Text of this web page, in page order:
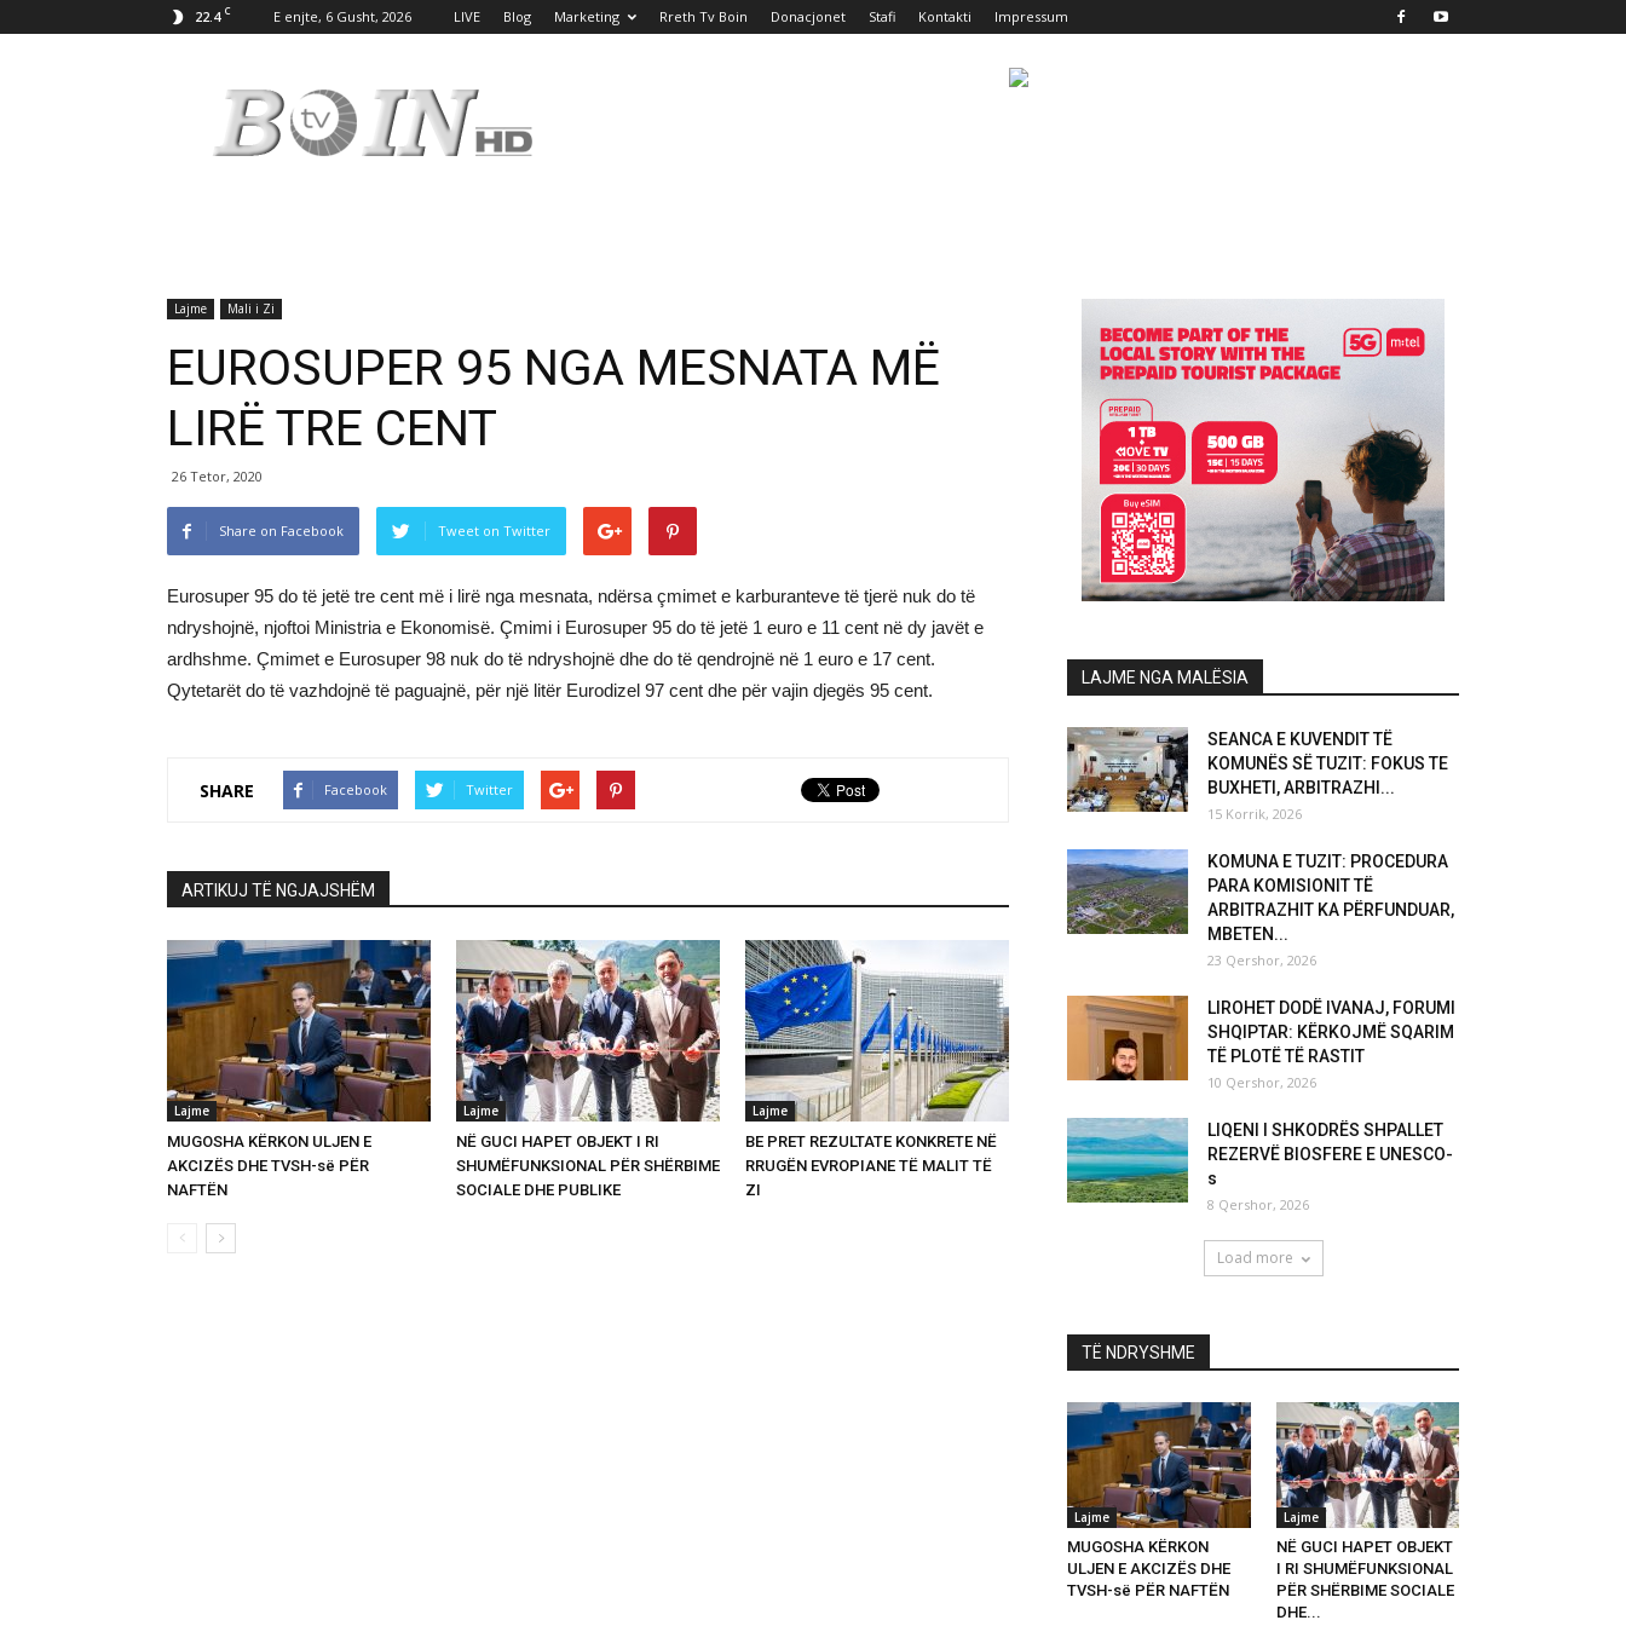
22.4 C E enjte, 6 Gusht, 2026 LIVE Blog Marketing Rreth Tv Boin Donacjonet Stafi Kontakti Impressum
Boin
Lajme Mali i Zi
EUROSUPER 95 NGA MESNATA MË
LIRË TRE CENT
26 Tetor, 2020
Share on Facebook Tweet on Twitter
Eurosuper 95 do të jetë tre cent më i lirë nga mesnata, ndërsa çmimet e karburanteve të tjerë nuk do të
ndryshojnë, njoftoi Ministria e Ekonomisë. Çmimi i Eurosuper 95 do të jetë 1 euro e 11 cent në dy javët e
ardhshme. Çmimet e Eurosuper 98 nuk do të ndryshojnë dhe do të qendrojnë në 1 euro e 17 cent.
Qytetarët do të vazhdojnë të paguajnë, për një litër Eurodizel 97 cent dhe për vajin djegës 95 cent.
SHARE Facebook Twitter
ARTIKUJ TË NGJAJSHËM
Lajme
MUGOSHA KËRKON ULJEN E
AKCIZËS DHE TVSH-së PËR
NAFTËN
Lajme
NË GUCI HAPET OBJEKT I RI
SHUMËFUNKSIONAL PËR SHËRBIME
SOCIALE DHE PUBLIKE
Lajme
BE PRET REZULTATE KONKRETE NË
RRUGËN EVROPIANE TË MALIT TË
ZI
LAJME NGA MALËSIA
SEANCA E KUVENDIT TË
KOMUNËS SË TUZIT: FOKUS TE
BUXHETI, ARBITRAZHI...
15 Korrik, 2026
KOMUNA E TUZIT: PROCEDURA
PARA KOMISIONIT TË
ARBITRAZHIT KA PËRFUNDUAR,
MBETEN...
23 Qershor, 2026
LIROHET DODË IVANAJ, FORUMI
SHQIPTAR: KËRKOJMË SQARIM
TË PLOTË TË RASTIT
10 Qershor, 2026
LIQENI I SHKODRËS SHPALLET
REZERVË BIOSFERE E UNESCO-
s
8 Qershor, 2026
Load more
TË NDRYSHME
Lajme
MUGOSHA KËRKON
ULJEN E AKCIZËS DHE
TVSH-së PËR NAFTËN
Lajme
NË GUCI HAPET OBJEKT
I RI SHUMËFUNKSIONAL
PËR SHËRBIME SOCIALE
DHE...